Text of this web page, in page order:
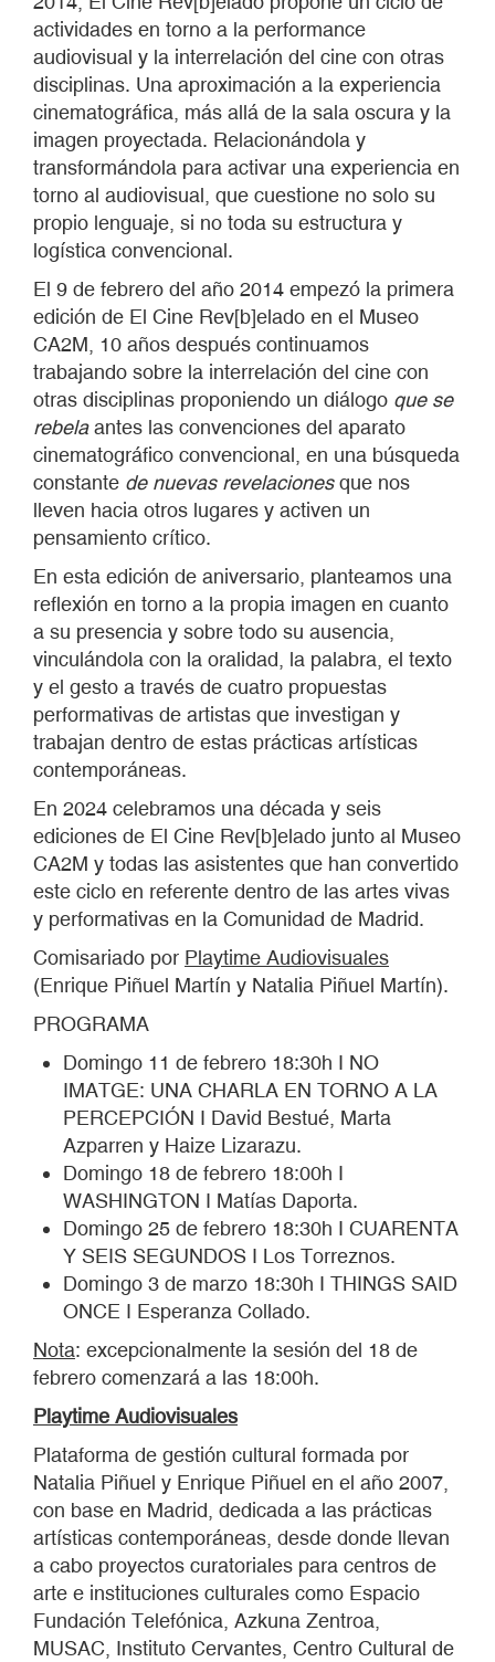
actividades en torno a la performance
audiovisual y la interrelación del cine con otras
disciplinas. Una aproximación a la experiencia
cinematográfica, más allá de la sala oscura y la
imagen proyectada. Relacionándola y
transformándola para activar una experiencia en
torno al audiovisual, que cuestione no solo su
propio lenguaje, si no toda su estructura y
logística convencional.
El 9 de febrero del año 2014 empezó la primera
edición de El Cine Rev[b]elado en el Museo
CA2M, 10 años después continuamos
trabajando sobre la interrelación del cine con
otras disciplinas proponiendo un diálogo que se
rebelaantes las convenciones del aparato
cinematográfico convencional, en una búsqueda
constante de nuevas revelacionesque nos
lleven hacia otros lugares y activen un
pensamiento crítico.
En esta edición de aniversario, planteamos una
reflexión en torno a la propia imagen en cuanto
a su presencia y sobre todo su ausencia,
vinculándola con la oralidad, la palabra, el texto
y el gesto a través de cuatro propuestas
performativas de artistas que investigan y
trabajan dentro de estas prácticas artísticas
contemporáneas.
En 2024 celebramos una década y seis
ediciones de El Cine Rev[b]elado junto al Museo
CA2M y todas las asistentes que han convertido
este ciclo en referente dentro de las artes vivas
y performativas en la Comunidad de Madrid.
Comisariado por Playtime Audiovisuales
(Enrique Piñuel Martín y Natalia Piñuel Martín).
PROGRAMA
Domingo 11 de febrero 18:30h I NO
IMATGE: UNA CHARLA EN TORNO A LA
PERCEPCIÓN I David Bestué, Marta
Azparren y Haize Lizarazu.
Domingo 18 de febrero 18:00h I
WASHINGTON I Matías Daporta.
Domingo 25 de febrero 18:30h I CUARENTA
Y SEIS SEGUNDOS I Los Torreznos.
Domingo 3 de marzo 18:30h I THINGS SAID
ONCE I Esperanza Collado.
Nota: excepcionalmente la sesión del 18 de
febrero comenzará a las 18:00h.
Playtime Audiovisuales
Plataforma de gestión cultural formada por
Natalia Piñuel y Enrique Piñuel en el año 2007,
con base en Madrid, dedicada a las prácticas
artísticas contemporáneas, desde donde llevan
a cabo proyectos curatoriales para centros de
arte e instituciones culturales como Espacio
Fundación Telefónica, Azkuna Zentroa,
MUSAC, Instituto Cervantes, Centro Cultural de